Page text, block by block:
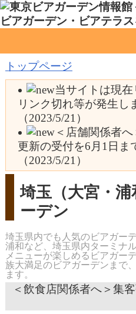
トップページ
当サイトは現在
リンク切れ等が発生し
（2023/5/21）
＜店舗関係者へ
更新の受付を6月1日ま
（2023/5/21）
埼玉（大宮・
ーデン
埼玉県内でも人気のビアガー
浦和など、埼玉県内ターミナ
メニューが楽しめるビアガー
族大満足のビアガーデンまで
ます。
＜飲食店関係者へ＞集